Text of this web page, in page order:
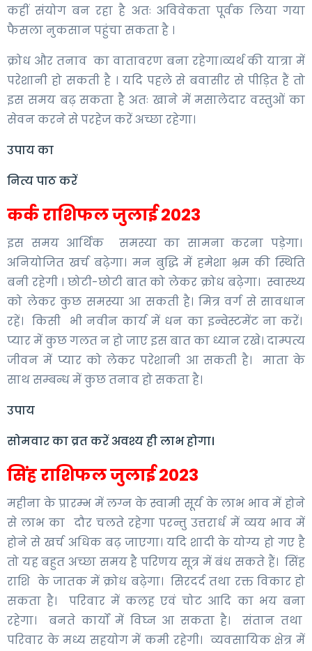
कहीं संयोग बन रहा है अतः अविवेकता पूर्वक लिया गया
फैसला नुकसान पहुंचा सकता है ।
क्रोध और तनाव का वातावरण बना रहेगा।व्यर्थ की यात्रा में
परेशानी हो सकती है । यदि पहले से बवासीर से पीड़ित हैं तो
इस समय बढ़ सकता है अतः खाने में मसालेदार वस्तुओं का
सेवन करने से परहेज करें अच्छा रहेगा।
उपाय का
नित्य पाठ करें
कर्क राशिफल जुलाई 2023
इस समय आर्थिक समस्या का सामना करना पड़ेगा।
अनियोजित खर्च बढ़ेगा। मन बुद्धि में हमेशा भ्रम की स्थिति
बनी रहेगी । छोटी-छोटी बात को लेकर क्रोध बढ़ेगा। स्वास्थ्य
को लेकर कुछ समस्या आ सकती है। मित्र वर्ग से सावधान
रहें। किसी भी नवीन कार्य में धन का इन्वेस्टमेंट ना करें।
प्यार में कुछ गलत न हो जाए इस बात का ध्यान रखे। दाम्पत्य
जीवन में प्यार को लेकर परेशानी आ सकती है। माता के
साथ सम्बन्ध में कुछ तनाव हो सकता है।
उपाय
सोमवार का व्रत करें अवश्य ही लाभ होगा।
सिंह राशिफल जुलाई 2023
महीना के प्रारम्भ में लग्न के स्वामी सूर्य के लाभ भाव में होने
से लाभ का दौर चलते रहेगा परन्तु उत्तरार्ध में व्यय भाव में
होने से खर्च अधिक बढ़ जाएगा। यदि शादी के योग्य हो गए है
तो यह बहुत अच्छा समय है परिणय सूत्र में बंध सकते हैं। सिंह
राशि के जातक में क्रोध बढ़ेगा। सिरदर्द तथा रक्त विकार हो
सकता है। परिवार में कलह एवं चोट आदि का भय बना
रहेगा। बनते कार्यों में विघ्न आ सकता है। संतान तथा
परिवार के मध्य सहयोग में कमी रहेगी। व्यवसायिक क्षेत्र में